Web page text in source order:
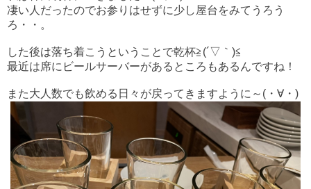
凄い人だったのでお参りはせずに少し屋台をみてうろう
ろ・・。
した後は落ち着こうということで乾杯≧(´▽｀)≦
最近は席にビールサーバーがあるところもあるんですね！
また大人数でも飲める日々が戻ってきますように～(・∀・)